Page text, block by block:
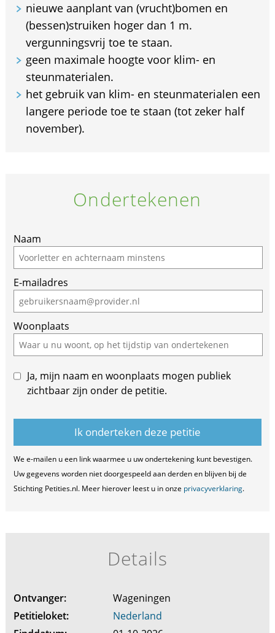
nieuwe aanplant van (vrucht)bomen en
(bessen)struiken hoger dan 1 m.
vergunningsvrij toe te staan.
geen maximale hoogte voor klim- en
steunmaterialen.
het gebruik van klim- en steunmaterialen een
langere periode toe te staan (tot zeker half
november).
Ondertekenen
Naam
E-mailadres
Woonplaats
Ja, mijn naam en woonplaats mogen publiek
zichtbaar zijn onder de petitie.
We e-mailen u een link waarmee u uw ondertekening kunt bevestigen.
Uw gegevens worden niet doorgespeeld aan derden en blijven bij de
Stichting Petities.nl. Meer hierover leest u in onze privacyverklaring.
Details
Ontvanger:
Wageningen
Petitieloket:
Nederland